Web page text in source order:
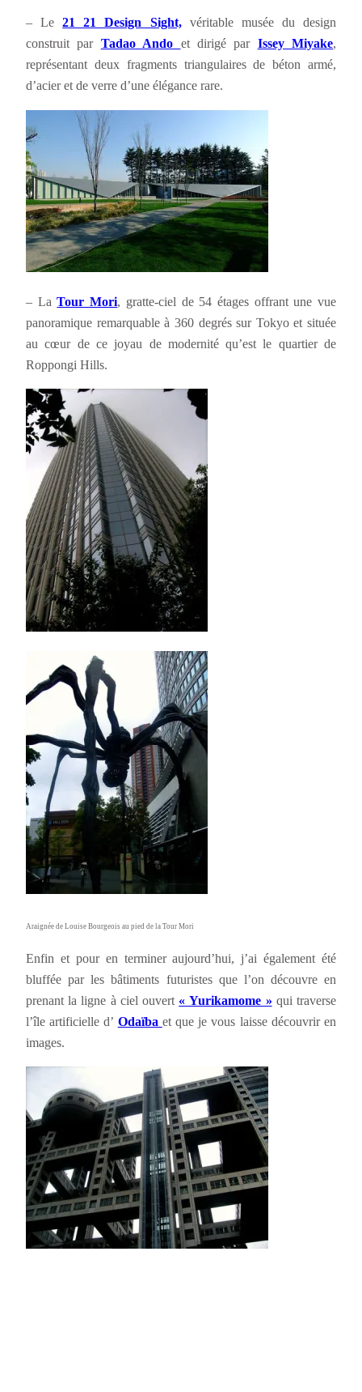
– Le21 21 Design Sight,véritable musée du design
construit par Tadao Ando et dirigé par Issey Miyake,
représentant deux fragments triangulaires de béton armé,
d’acier et de verre d’une élégance rare.
– LaTour Mori, gratte-ciel de 54 étages offrant une vue
panoramique remarquable à 360 degrés sur Tokyo et située
au cœur de ce joyau de modernité qu’est le quartier de
Roppongi Hills.
Araignée de Louise Bourgeois au pied de la Tour Mori
Enfin et pour en terminer aujourd’hui, j’ai également été
bluffée par les bâtiments futuristes que l’on découvre en
prenant la ligne à ciel ouvert « Yurikamome » qui traverse
l’île artificielle d’ Odaïba et que je vous laisse découvrir en
images.